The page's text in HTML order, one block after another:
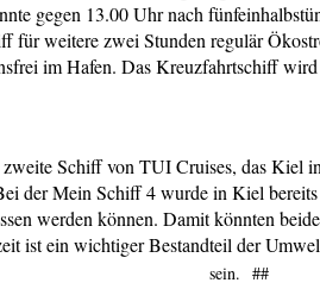
gegen 13.00 Uhr nach
für weitere zwei Stunden regulär
im Hafen. Das Kreuzfahrtschiff
Schiff von TUI Cruises, das Kiel
der Mein Schiff 4 wurde in Kiel
werden können. Damit könnten
ist ein wichtiger Bestandteil der
sein. ##